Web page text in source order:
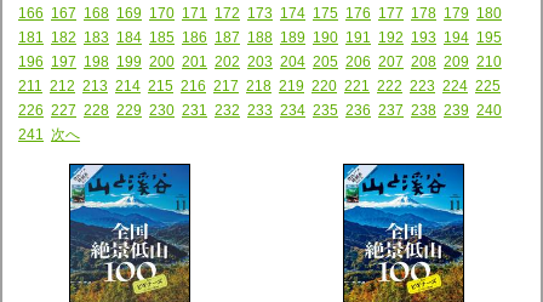
166 167 168 169 170 171 172 173 174 175 176 177 178 179 180
181
182 183 184 185 186 187 188 189 190 191 192 193 194 195
196 197 198 199 200 201 202 203 204 205 206 207 208 209 210
211
212 213 214 215 216 217 218 219 220 221 222 223 224 225
226 227 228 229 230 231 232 233 234 235 236 237 238 239 240
241
次へ